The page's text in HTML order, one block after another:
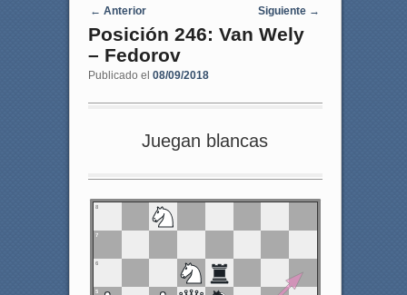
Navegaci�n de entradas
← Anterior Siguiente →
Posición 246: Van Wely
– Fedorov
Publicado el 08/09/2018
Juegan blancas
8
7
6
5